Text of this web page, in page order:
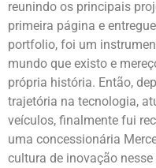
reunindo os principais
primeira página e
portfolio, foi um
mundo que existo e
própria história. Então,
trajetória na tecnologia,
veículos, finalmente fui
uma concessionária
cultura de inovação